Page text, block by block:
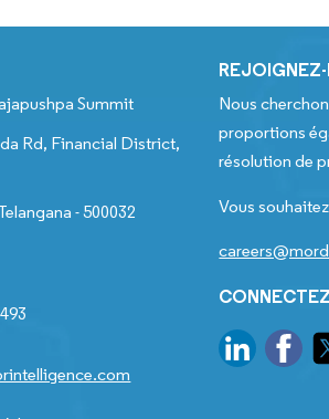
Summit
Rd, Financial District,
- 500032
REJOIGNEZ-
Nous
proportions
résolution de
Vous